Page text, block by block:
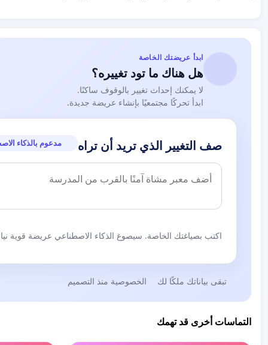
ابدأ عريضتك الخاصة
هل هناك ما تود تغييره؟
لا يمكنك إحداث تغيير بالوقوف ساكنًا.
ابدأ تحركًا مجتمعيًا بإنشاء عريضة جديدة.
صف التغيير الذي تريد أن تراه مدعوم بالذكاء
اكتب بصياغتك الخاصة. سيصوغ الذكاء الاصطناعي عريضة قوية
تبقى بياناتك ملكًا لك الخصوصية منذ التصميم
التماسات أخرى قد تهمك